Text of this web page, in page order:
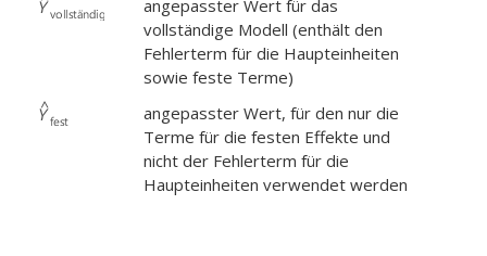
angepasster Wert für das
vollständige Modell (enthält den
Fehlerterm für die Haupteinheiten
sowie feste Terme)
angepasster Wert, für den nur die
Terme für die festen Effekte und
nicht der Fehlerterm für die
Haupteinheiten verwendet werden